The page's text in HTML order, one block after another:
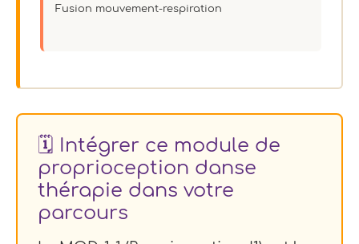
Fusion mouvement-respiration
🗓️ Intégrer ce module de
proprioception danse
thérapie dans votre
parcours